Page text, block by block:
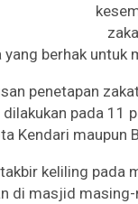
berhak untuk
penetapan
pada 11
Kendari maupun
keliling
di masjid